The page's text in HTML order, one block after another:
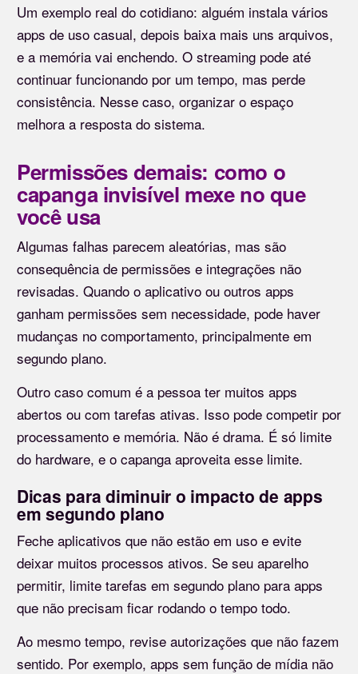
Um exemplo real do cotidiano: alguém instala vários
apps de uso casual, depois baixa mais uns arquivos,
e a memória vai enchendo. O streaming pode até
continuar funcionando por um tempo, mas perde
consistência. Nesse caso, organizar o espaço
melhora a resposta do sistema.
Permissões demais: como o
capanga invisível mexe no que
você usa
Algumas falhas parecem aleatórias, mas são
consequência de permissões e integrações não
revisadas. Quando o aplicativo ou outros apps
ganham permissões sem necessidade, pode haver
mudanças no comportamento, principalmente em
segundo plano.
Outro caso comum é a pessoa ter muitos apps
abertos ou com tarefas ativas. Isso pode competir por
processamento e memória. Não é drama. É só limite
do hardware, e o capanga aproveita esse limite.
Dicas para diminuir o impacto de apps
em segundo plano
Feche aplicativos que não estão em uso e evite
deixar muitos processos ativos. Se seu aparelho
permitir, limite tarefas em segundo plano para apps
que não precisam ficar rodando o tempo todo.
Ao mesmo tempo, revise autorizações que não fazem
sentido. Por exemplo, apps sem função de mídia não